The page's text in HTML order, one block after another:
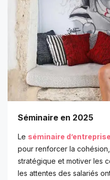
Séminaire en 2025
Le séminaire d’entreprise
pour renforcer la
stratégique et motiver les
les attentes des salariés